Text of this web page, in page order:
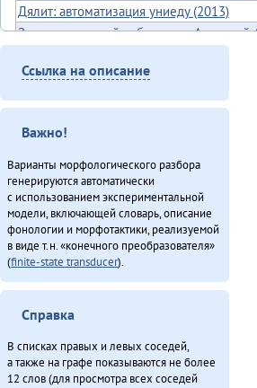
Дялит: автоматизация униеду (2013)
Законодательнай собранияду
балдыдяӈал» (2013)
Илмакталду поход (2013)
Куюмбаӈи нонопты таткит-дюн (2013)
Минӈи «Эвэды ин» газета (2013)
«Мучун» – Омакта аннгани [1] (2013)
«Мучун» – Омакта анӈани [2] (2013)
Мэнӈи хаван (2013)
Неӈнери Этэечимни тырганин (2013)
Оларил асал денчалин (2013)
Он умнэ булэсэл урилэндула эмэрэ
«Орорво иргичимнил» Китайду (2013)
Севергар икэрдули (2013)
Таткитва эмэндын (2013)
Туруӈи авгарачимнил техникумду 70
Ссылка на описание
Важно!
Варианты морфологического разбора
генерируются автоматически
с использованием экспериментальной
модели, включающей словарь, описание
фонологии и морфотактики, реализуемой
в виде т.н. «конечного преобразователя»
(finite-state transducer).
Справка
В списках правых и левых соседей,
а также на графе показываются не более
12 слов (для просмотра всех соседей